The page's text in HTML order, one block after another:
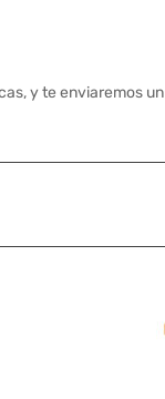
y te enviaremos